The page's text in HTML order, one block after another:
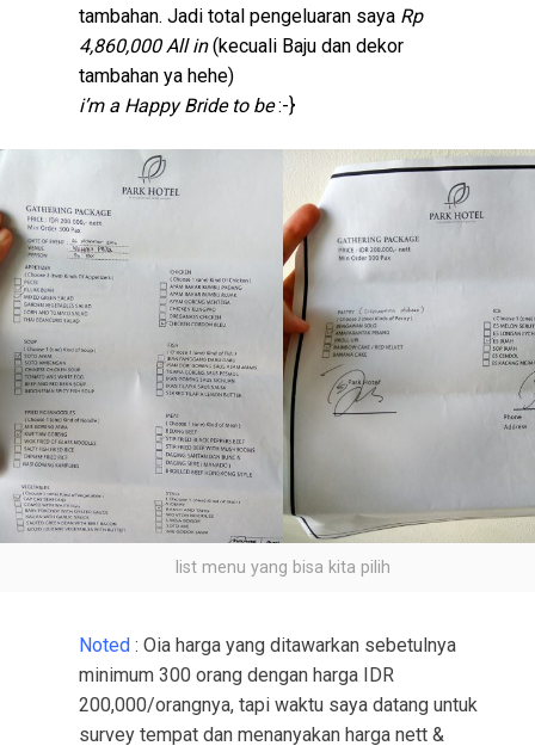
tambahan. Jadi total pengeluaran saya Rp
4,860,000 All in(kecuali Baju dan dekor
tambahan ya hehe)
i’m a Happy Bride to be:-}
list menu yang bisa kita pilih
Noted: Oia harga yang ditawarkan sebetulnya
minimum 300 orang dengan harga IDR
200,000/orangnya, tapi waktu saya datang untuk
survey tempat dan menanyakan harga nett &